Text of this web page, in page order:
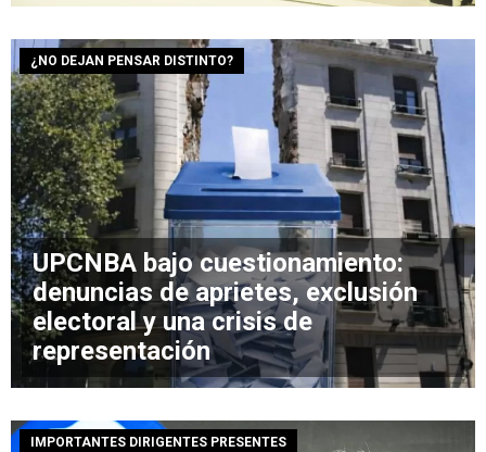
¿NO DEJAN PENSAR DISTINTO?
UPCNBA bajo cuestionamiento:
denuncias de aprietes, exclusión
electoral y una crisis de
representación
IMPORTANTES DIRIGENTES PRESENTES